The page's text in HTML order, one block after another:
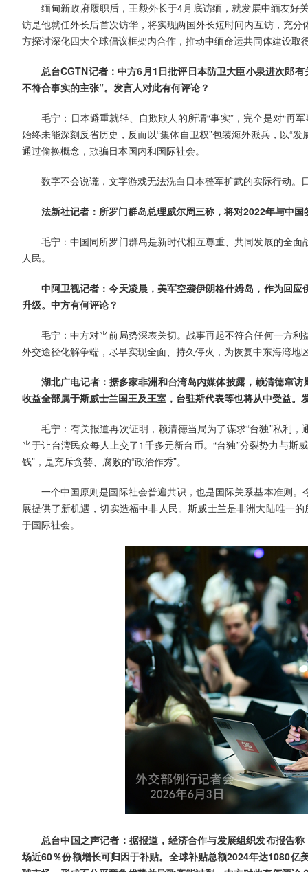
缅甸新政府履职后，王毅外长于4月底访缅，就发展中缅友
访是他就任外长后首次访华，将实现两国外长短时间内互访，充
方探讨深化四大全球倡议框架内合作，推动中缅命运共同体建设取
总台CGTN记者：中方6月1日批评日本防卫大臣小泉进次郎
不符合事实的主张”。发言人对此有何评论？
毛宁：日本避重就轻、自欺欺人的所谓“事实”，完全是对“再
始终未能深刻反省历史，反而以“集体自卫权”包装海外派兵，以“
通过偷换概念，欺骗日本国内和国际社会。
数字不会说谎，文字游戏无法洗白日本整军扩武的实际行动。
法新社记者：所罗门群岛总理威尔周三称，将对2022年与中
毛宁：中国同所罗门群岛是新时代相互尊重、共同发展的全
人民。
中阿卫视记者：今天凌晨，美军空袭伊朗格什姆岛，作为回
升级。中方有何评论？
毛宁：中方对当前局势深表关切。战事再起不符合任何一方
外交途径化解争端，尽早实现全面、持久停火，为恢复中东海湾地
湖北广电记者：据多家非洲和台湾岛内媒体披露，赖清德窜
收益全部属于斯威士兰国王及王室，台驻斯代表等也将从中受益。
毛宁：有关报道再次证明，赖清德当局为了谋求“台独”私利
当于让台湾民众每人上交了1千多元新台币。“台独”分裂势力与斯
钱”，是充斥贪婪、腐败的“政治作秀”。
一个中国原则是国际社会普遍共识，也是国际关系基本准则
展提供了新机遇，切实造福中非人民。斯威士兰是非洲大陆唯一
于国际社会。
总台中国之声记者：据报道，经济合作与发展组织发布报告
场近60％份额增长可归因于补贴。全球补贴总额2024年达1080